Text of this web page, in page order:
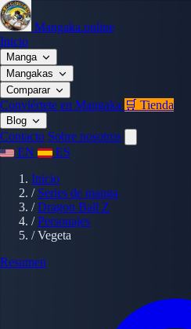
Mangaka.online
Inicio
Manga
Mangakas
Comparar
Conviértete en Mangaka 🛒 Tienda
Blog
Contacto Sobre nosotros
EN
ES
Inicio
/ Series de manga
/ Dragon Ball Z
/ Personajes
/ Vegeta
Resumen